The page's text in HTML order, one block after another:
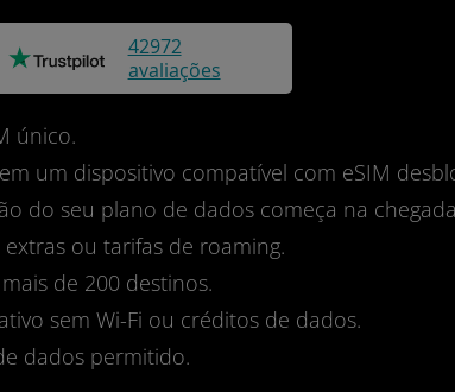
42972
avaliações
único.
um dispositivo compatível com eSIM
do seu plano de dados começa na
extras ou tarifas de roaming.
de 200 destinos.
sem Wi-Fi ou créditos de dados.
dados permitido.